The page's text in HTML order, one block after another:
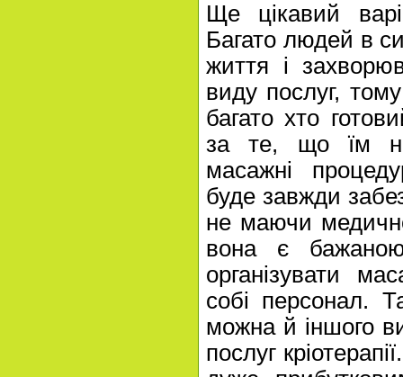
Ще цікавий
Багато людей в
життя і
виду послуг,
багато хто
за те, що їм
масажні
буде завжди
не маючи
вона є
організувати
собі персонал.
можна й іншого
послуг